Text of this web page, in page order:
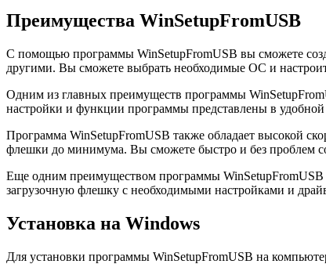
Преимущества WinSetupFromUSB
С помощью программы WinSetupFromUSB вы сможете
другими. Вы сможете выбрать необходимые ОС и
Одним из главных преимуществ программы
настройки и функции программы представлены в
Программа WinSetupFromUSB также обладает высокой
флешки до минимума. Вы сможете быстро и без проблем
Еще одним преимуществом программы WinSetupFromUSB
загрузочную флешку с необходимыми настройками и
Установка на Windows
Для установки программы WinSetupFromUSB на